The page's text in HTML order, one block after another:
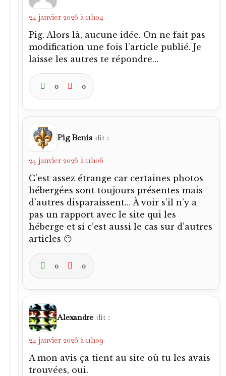
24 janvier 2026 à 11h04
Pig. Alors là, aucune idée. On ne fait pas
modification une fois l’article publié. Je
laisse les autres te répondre…
0 0
Pig Benis dit :
24 janvier 2026 à 11h06
C’est assez étrange car certaines photos
hébergées sont toujours présentes mais
d’autres disparaissent… À voir s’il n’y a
pas un rapport avec le site qui les
héberge et si c’est aussi le cas sur d’autres
articles 😶
0 0
Alexandre dit :
24 janvier 2026 à 11h09
A mon avis ça tient au site où tu les avais
trouvées, oui.